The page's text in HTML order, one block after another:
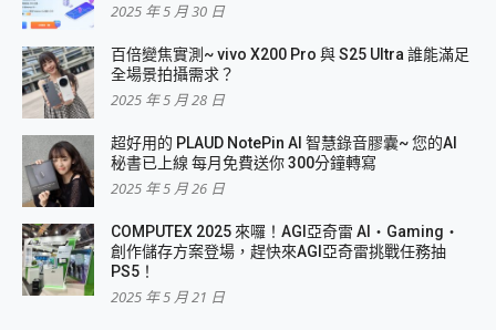
2025 年 5 月 30 日
百倍變焦實測~ vivo X200 Pro 與 S25 Ultra 誰能滿足
全場景拍攝需求？
2025 年 5 月 28 日
超好用的 PLAUD NotePin AI 智慧錄音膠囊~ 您的AI
秘書已上線 每月免費送你 300分鐘轉寫
2025 年 5 月 26 日
COMPUTEX 2025 來囉！AGI亞奇雷 AI・Gaming・
創作儲存方案登場，趕快來AGI亞奇雷挑戰任務抽
PS5！
2025 年 5 月 21 日